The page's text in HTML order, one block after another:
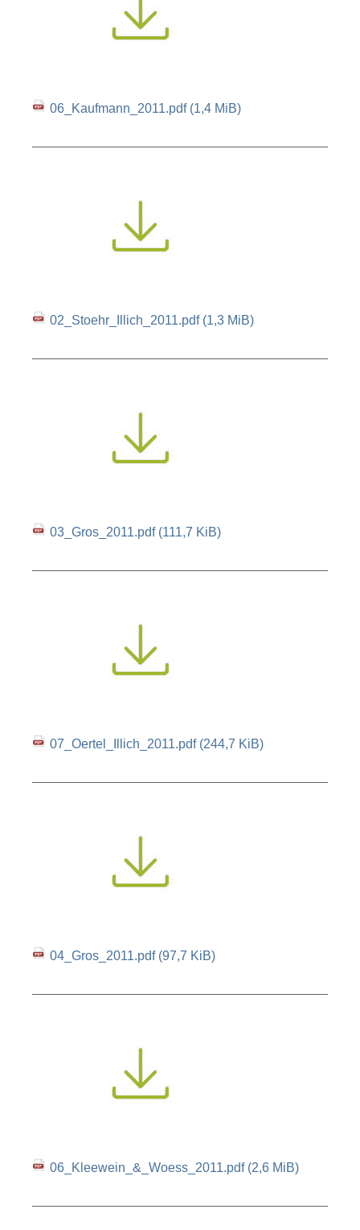
06_Kaufmann_2011.pdf (1,4 MiB)
02_Stoehr_Illich_2011.pdf (1,3 MiB)
03_Gros_2011.pdf (111,7 KiB)
07_Oertel_Illich_2011.pdf (244,7 KiB)
04_Gros_2011.pdf (97,7 KiB)
06_Kleewein_&_Woess_2011.pdf (2,6 MiB)